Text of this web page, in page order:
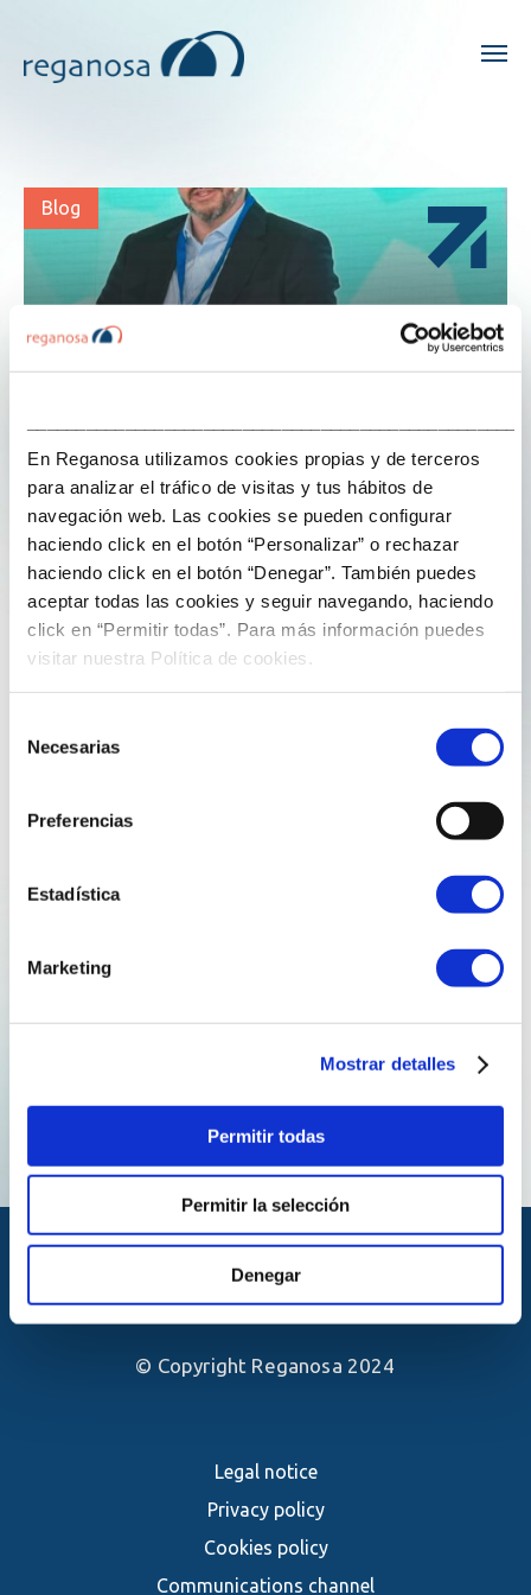
En Reganosa utilizamos cookies propias y de terceros
para analizar el tráfico de visitas y tus hábitos de
navegación web. Las cookies se pueden configurar
haciendo click en el botón “Personalizar” o rechazar
haciendo click en el botón “Denegar”. También puedes
aceptar todas las cookies y seguir navegando, haciendo
click en “Permitir todas”. Para más información puedes
visitar nuestra Política de cookies.
Necesarias
Preferencias
Estadística
Marketing
Mostrar detalles
Permitir todas
Permitir la selección
Denegar
Blog
7 de March de 2025 comunicacion
Our CEO, Rodrigo Díaz, in Vigo, analyses
the future of green hydrogen
Faced with the problem of climate change, we will
need… • Technologies associated with improving
efficiency in the use of energy: we must be able to do
less.• Progress in the electrification of…
Legal notice
Privacy policy
Cookies policy
Communications channel
© Copyright Reganosa 2024